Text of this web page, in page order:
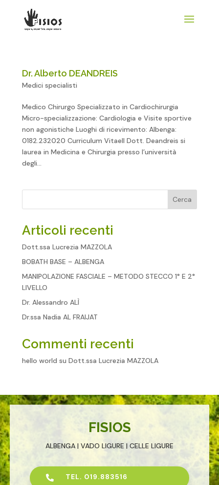
Dr. Alberto DEANDREIS
Medici specialisti
Medico Chirurgo Specializzato in Cardiochirurgia
Micro-specializzazione: Cardiologia e Visite sportive
non agonistiche Luoghi di ricevimento: Albenga:
0182.232020 Curriculum VitaeIl Dott. Deandreis si
laurea in Medicina e Chirurgia presso l’università
degli...
Cerca
Articoli recenti
Dott.ssa Lucrezia MAZZOLA
BOBATH BASE – ALBENGA
MANIPOLAZIONE FASCIALE – METODO STECCO 1° E 2°
LIVELLO
Dr. Alessandro ALÌ
Dr.ssa Nadia AL FRAIJAT
Commenti recenti
hello world su Dott.ssa Lucrezia MAZZOLA
FISIOS
ALBENGA | VADO LIGURE | CELLE LIGURE
 TEL. 019.883516